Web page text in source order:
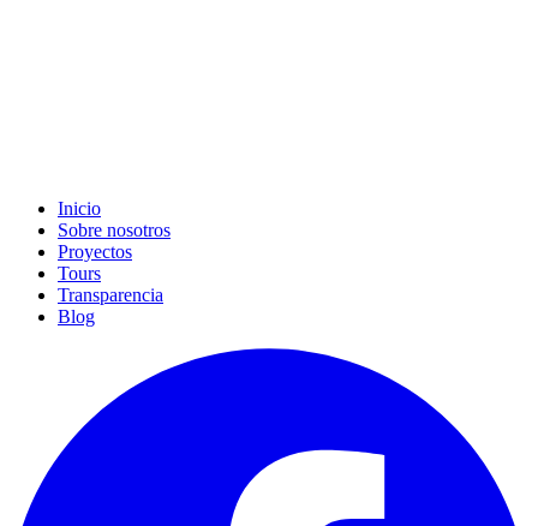
Inicio
Sobre nosotros
Proyectos
Tours
Transparencia
Blog